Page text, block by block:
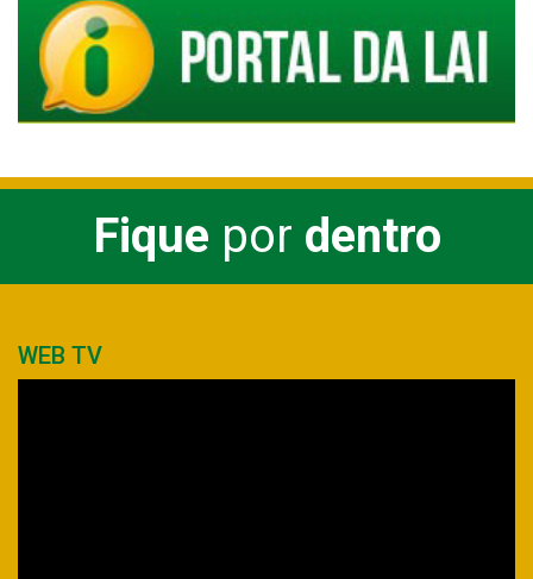
Fique por dentro
WEB TV